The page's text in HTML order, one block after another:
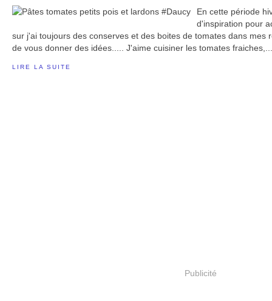
En cette période
d'inspiration pour
sur j'ai toujours des conserves et des boites de tomates dans mes
de vous donner des idées..... J'aime cuisiner les tomates fraiches,...
LIRE LA SUITE
Publicité